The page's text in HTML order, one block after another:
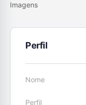
Imagens
Perfil
Nome
Perfil